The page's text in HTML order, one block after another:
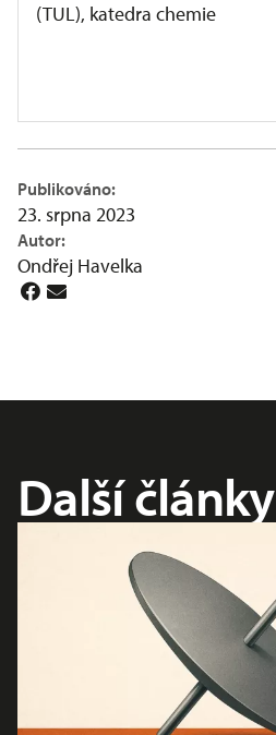
(TUL), katedra chemie
Publikováno:
23. srpna 2023
Autor:
Ondřej Havelka
Další články